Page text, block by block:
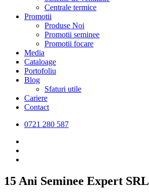
Centrale termice
Promotii
Produse Noi
Promotii seminee
Promotii focare
Media
Cataloage
Portofoliu
Blog
Sfaturi utile
Cariere
Contact
0721 280 587
15 Ani Seminee Expert SRL